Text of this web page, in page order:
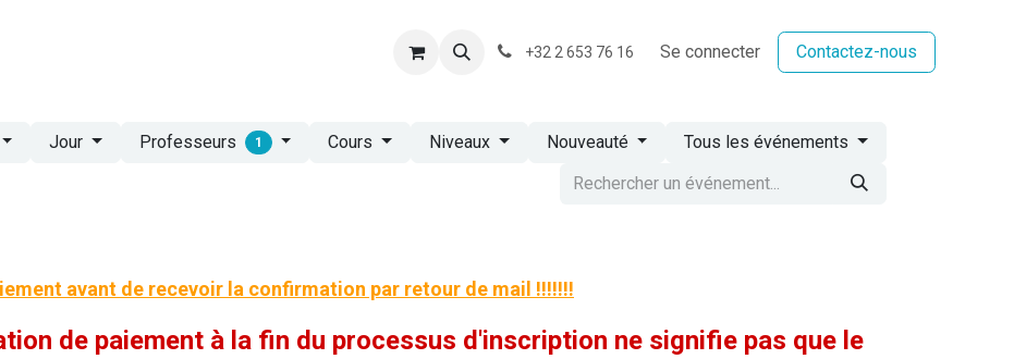
GALA 2026 BLOG PROFS PHOTOS INFOS PRATIQUES
+32 2 653 76 16 Se connecter Contactez-nous
Jour Professeurs 1 Cours Niveaux Nouveauté Tous les événements
avant de recevoir la confirmation par retour de mail !!!!!!!
de paiement à la fin du processus d'inscription ne signifie pas que le